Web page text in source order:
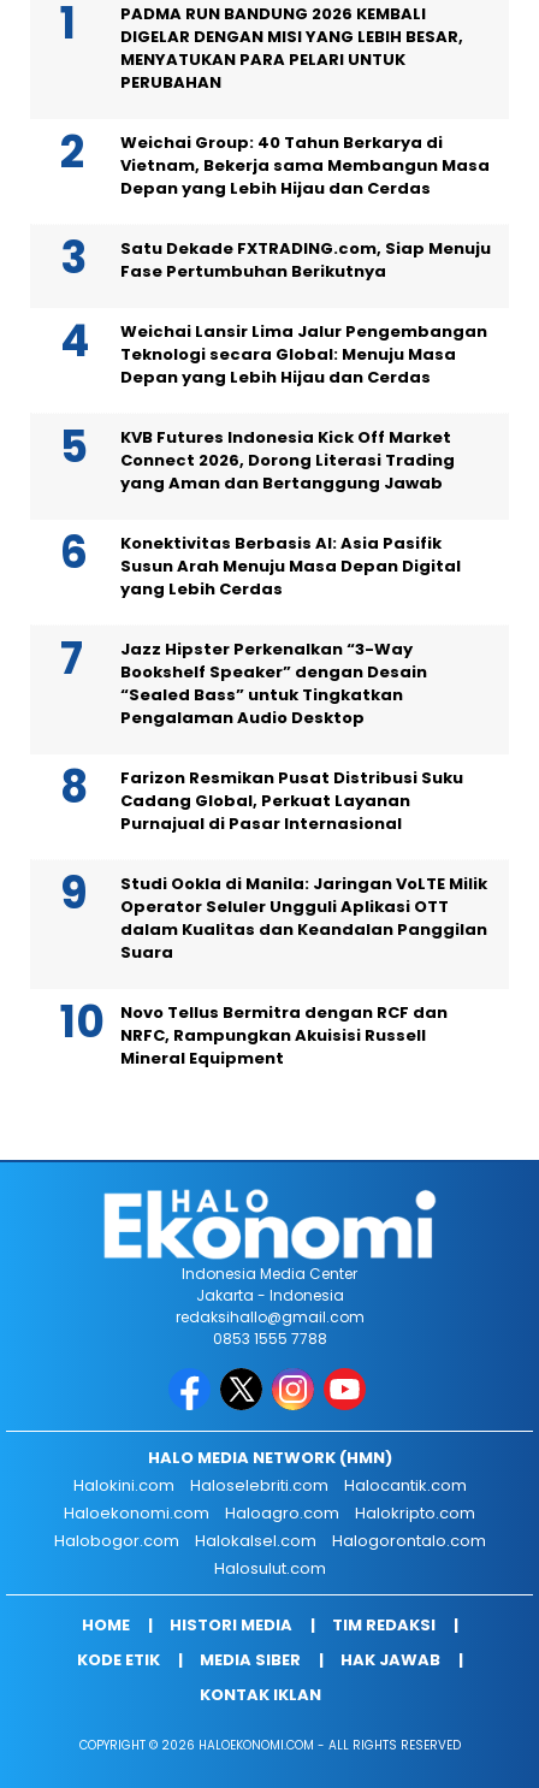
PADMA RUN BANDUNG 2026 KEMBALI
DIGELAR DENGAN MISI YANG LEBIH BESAR,
MENYATUKAN PARA PELARI UNTUK
PERUBAHAN
Weichai Group: 40 Tahun Berkarya di
Vietnam, Bekerja sama Membangun Masa
Depan yang Lebih Hijau dan Cerdas
Satu Dekade FXTRADING.com, Siap Menuju
Fase Pertumbuhan Berikutnya
Weichai Lansir Lima Jalur Pengembangan
Teknologi secara Global: Menuju Masa
Depan yang Lebih Hijau dan Cerdas
KVB Futures Indonesia Kick Off Market
Connect 2026, Dorong Literasi Trading
yang Aman dan Bertanggung Jawab
Konektivitas Berbasis AI: Asia Pasifik
Susun Arah Menuju Masa Depan Digital
yang Lebih Cerdas
Jazz Hipster Perkenalkan “3-Way
Bookshelf Speaker” dengan Desain
“Sealed Bass” untuk Tingkatkan
Pengalaman Audio Desktop
Farizon Resmikan Pusat Distribusi Suku
Cadang Global, Perkuat Layanan
Purnajual di Pasar Internasional
Studi Ookla di Manila: Jaringan VoLTE Milik
Operator Seluler Ungguli Aplikasi OTT
dalam Kualitas dan Keandalan Panggilan
Suara
Novo Tellus Bermitra dengan RCF dan
NRFC, Rampungkan Akuisisi Russell
Mineral Equipment
Indonesia Media Center
Jakarta - Indonesia
redaksihallo@gmail.com
0853 1555 7788
HALO MEDIA NETWORK (HMN)
Halokini.com
Haloselebriti.com
Halocantik.com
Haloekonomi.com
Haloagro.com
Halokripto.com
Halobogor.com
Halokalsel.com
Halogorontalo.com
Halosulut.com
HOME HISTORI MEDIA
TIM REDAKSI
KODE ETIK
MEDIA SIBER
HAK JAWAB
KONTAK IKLAN
COPYRIGHT © 2026 HALOEKONOMI.COM - ALL RIGHTS RESERVED